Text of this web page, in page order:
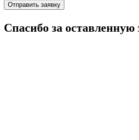
Спасибо за оставленную